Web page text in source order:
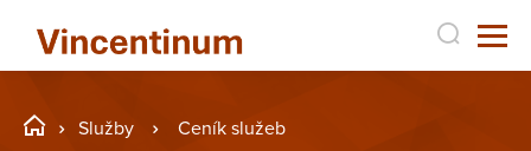
Služby Ceník služeb